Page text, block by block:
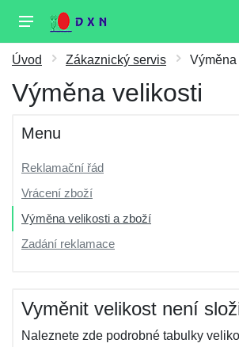
Úvod Zákaznický servis
Výměna velikosti
Menu
Reklamační řád
Vrácení zboží
Výměna velikosti a zboží
Zadání reklamace
Vyměnit velikost není
Naleznete zde podrobné tabulky